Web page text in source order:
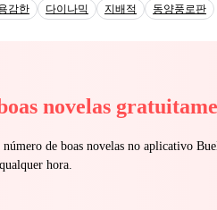
감한 다이나믹 지배적 동양풍로판
novelas
de boas novelas no aplicativo
hora.